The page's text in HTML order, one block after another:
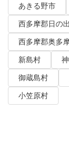
あきる野市
西多摩郡日の
西多摩郡奥多
新島村
御蔵島村
小笠原村